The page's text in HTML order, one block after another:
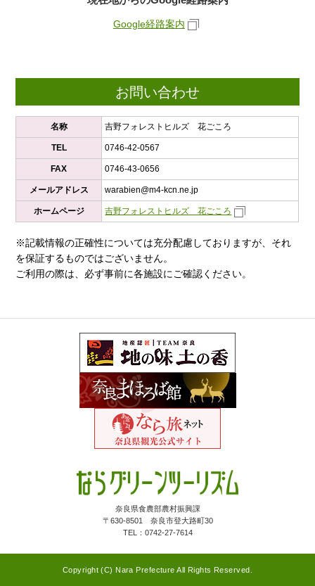
Google経路案内
お問い合わせ
名称 吉野フォレストヒルズ 花ごころ
TEL 0746-42-0567
FAX 0746-43-0656
メールアドレス warabien@m4-kcn.ne.jp
ホームページ 吉野フォレストヒルズ 花ごころ
※記載情報の正確性については充分配慮しておりますが、それ
を保証するものではございません。
ご利用の際は、必ず事前に各施設にご確認ください。
奈良県食農部農村振興課
〒630-8501 奈良市登大路町30
TEL：0742-27-7614
Copyright (C) Nara Prefecture All Rights Reserved.